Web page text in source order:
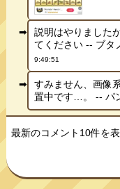
説明はやりました
てください -- ブタ
9:49:51
すみません、画像
置中です…。 -- パ
最新のコメント10件を